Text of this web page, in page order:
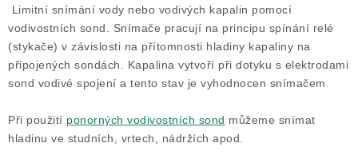
POPTÁVKA
DRENÁŽNÍ ČERPADLA
Limitní snímání vody nebo vodivých kapalin pomocí
vodivostních sond. Snímače pracují na principu spínání relé
(stykače) v závislosti na přítomnosti hladiny kapaliny na
připojených sondách. Kapalina vytvoří při dotyku s elektrodami
sond vodivé spojení a tento stav je vyhodnocen snímačem.
Při použití ponorných vodivostních sond můžeme snímat
hladinu ve studních, vrtech, nádržích apod.